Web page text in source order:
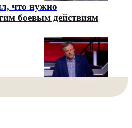
что нужно
боевым действиям